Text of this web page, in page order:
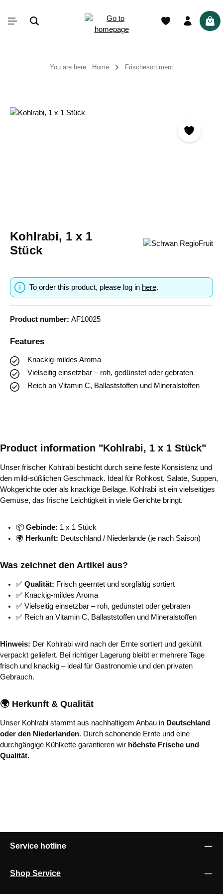
You are here: Home Frischesortiment
Skip image gallery
Kohlrabi, 1 x 1
Stück
To order this product, please log in here.
Product number: AF10025
Features
Knackig-mildes Aroma
Vielseitig einsetzbar – roh, gedünstet oder gebraten
Reich an Vitamin C, Ballaststoffen und Mineralstoffen
Product information "Kohlrabi, 1 x 1 Stück"
Unser frischer Kohlrabi besticht durch seine feste Konsistenz und
den mild-süßlichen Geschmack. Ideal für Rohkost, Salate, Suppen,
Wokgerichte oder als knackige Beilage. Kohlrabi ist ein vielseitiges
Gemüse, das frische Leichtigkeit in viele Gerichte bringt.
📦 Gebinde: 1 x 1 Stück
🌍 Herkunft: Deutschland / Niederlande (je nach Saison)
Was zeichnet den Artikel aus?
✅ Qualität: Frisch geerntet und sorgfältig sortiert
✅ Knackig-mildes Aroma
✅ Vielseitig einsetzbar – roh, gedünstet oder gebraten
✅ Reich an Vitamin C, Ballaststoffen und Mineralstoffen
Hinweis: Der Kohlrabi wird nach der Ernte sortiert und gekühlt
verpackt geliefert. Bei richtiger Lagerung bleibt er mehrere Tage
frisch und knackig – ideal für Gastronomie und den privaten
Gebrauch.
🌍 Herkunft & Qualität
Unser Kohlrabi stammt aus nachhaltigem Anbau in Deutschland
oder den Niederlanden. Durch schonende Ernte und eine
durchgängige Kühlkette garantieren wir höchste Frische und
Qualität.
Service hotline
Shop Service